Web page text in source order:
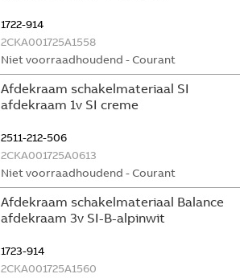
1722-914
2CKA001725A1558
Niet voorraadhoudend - Courant
Afdekraam schakelmateriaal SI
afdekraam 1v SI creme
2511-212-506
2CKA001725A0613
Niet voorraadhoudend - Courant
Afdekraam schakelmateriaal Balance
afdekraam 3v SI-B-alpinwit
1723-914
2CKA001725A1560